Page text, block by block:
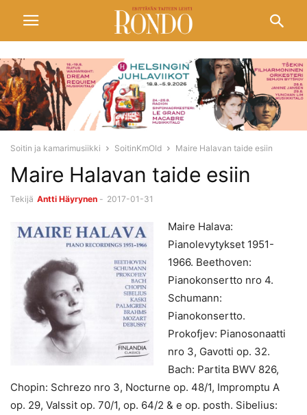
Soitin ja kamarimusiikki SoitinKmOld Maire Halavan taide esiin
Maire Halavan taide esiin
Tekijä Antti Häyrynen - 2017-01-31
Maire Halava:
Pianolevytykset 1951-
1966. Beethoven:
Pianokonsertto nro 4.
Schumann:
Pianokonsertto.
Prokofjev: Pianosonaatti
nro 3, Gavotti op. 32.
Bach: Partita BWV 826,
Chopin: Schrezo nro 3, Nocturne op. 48/1, Impromptu A
op. 29, Valssit op. 70/1, op. 64/2 & e op. posth. Sibelius: